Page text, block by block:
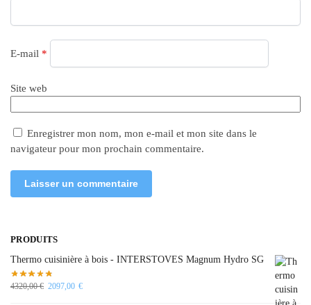
E-mail *
Site web
Enregistrer mon nom, mon e-mail et mon site dans le
navigateur pour mon prochain commentaire.
PRODUITS
Thermo cuisinière à bois - INTERSTOVES Magnum Hydro SG
4320,00€ 2097,00 €